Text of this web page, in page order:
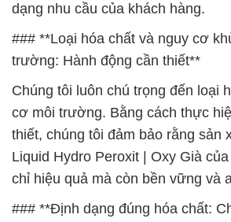
dạng nhu cầu của khách hàng.
### **Loại hóa chất và nguy cơ
trường: Hành động cần thiết**
Chúng tôi luôn chú trọng đến loại
cơ môi trường. Bằng cách thực
thiết, chúng tôi đảm bảo rằng sản
Liquid Hydro Peroxit | Oxy Già
chỉ hiệu quả mà còn bền vững và
### **Định dạng đúng hóa chất: